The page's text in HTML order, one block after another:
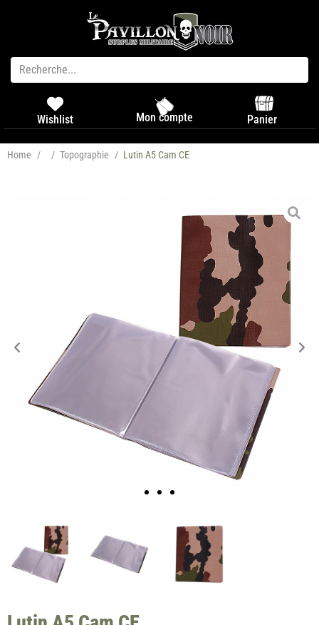
Wishlist Mon compte Panier
Home / / Topographie / Lutin A5 Cam CE